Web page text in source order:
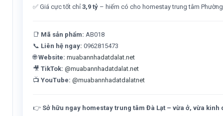
✅ Giá cực tốt chỉ3,9 tỷ – hiếm có cho homestay trung tâm
📑 Mã sản phẩm: AB018
📞 Liên hệ ngay: 0962815473
🌐Website: muabannhadatdalat.net
🎥TikTok: @muabannhadatdalat.net
📺YouTube: @muabannhadatdalatnet
👉 Sở hữu ngay homestay trung tâm Đà Lạt – vừa ở, vừa kinh